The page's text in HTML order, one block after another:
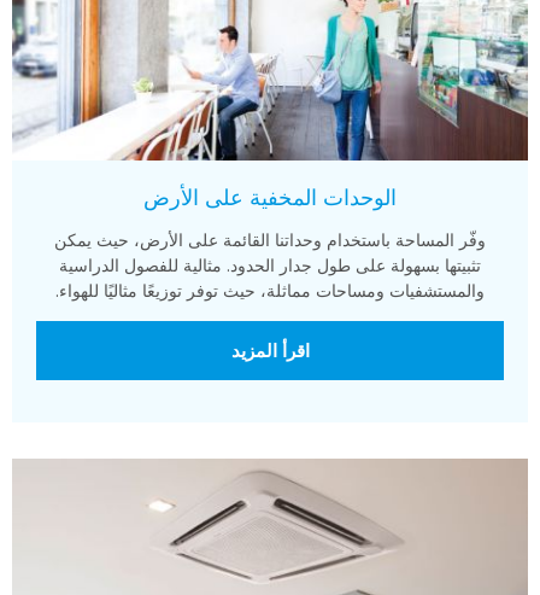
الوحدات المخفية على الأرض
وفّر المساحة باستخدام وحداتنا القائمة على الأرض، حيث يمكن
تثبيتها بسهولة على طول جدار الحدود. مثالية للفصول الدراسية
والمستشفيات ومساحات مماثلة، حيث توفر توزيعًا مثاليًا للهواء.
اقرأ المزيد